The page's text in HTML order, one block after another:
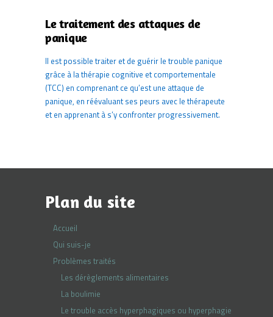
Le traitement des attaques de
panique
Il est possible traiter et de guérir le trouble panique
grâce à la thérapie cognitive et comportementale
(TCC) en comprenant ce qu’est une attaque de
panique, en réévaluant ses peurs avec le thérapeute
et en apprenant à s’y confronter progressivement.
Plan du site
Accueil
Qui suis-je
Problèmes traités
Les dérèglements alimentaires
La boulimie
Le trouble accès hyperphagiques ou hyperphagie